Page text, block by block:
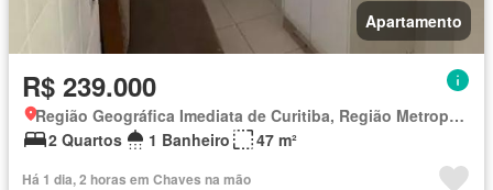
Apartamento
R$ 239.000
Região Geográfica Imediata de Curitiba, Região Metropolitana de Curitiba
2 Quartos
1 Banheiro 47 m²
Há 1 dia, 2 horas em Chaves na mão